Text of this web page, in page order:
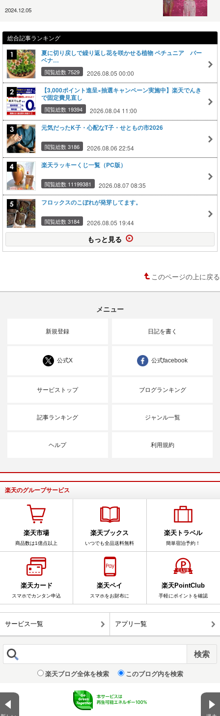
2024.12.05
総合記事ランキング
夏に切り戻しで繰り返し花を咲かせる植物 ペチュニア バー
ベナ…
閲覧総数 7529 2026.08.05 00:00
【3,000ポイント進呈×抽選キャンペーン実施中】楽天でんき
で固定費見直し
閲覧総数 19394 2026.08.04 11:00
元気だったK子・心配なT子・せともの市2026
閲覧総数 3186 2026.08.06 22:54
楽天ラッキーくじ一覧（PC版）
閲覧総数 11199381 2026.08.07 08:35
フロックスのこぼれが発芽してます。
閲覧総数 3184 2026.08.05 19:44
もっと見る
このページの上に戻る
メニュー
新規登録 日記を書く
公式X 公式facebook
サービストップ ブログランキング
記事ランキング ジャンル一覧
ヘルプ 利用規約
楽天のグループサービス
楽天市場
商品数は1億点以上
楽天ブックス
いつでも全品送料無料
楽天トラベル
簡単宿泊予約！
楽天カード
スマホでカンタン申込
楽天ペイ
スマホをお財布に
楽天PointClub
手軽にポイントを確認
サービス一覧 アプリ一覧
楽天ブログ全体を検索 このブログ内を検索